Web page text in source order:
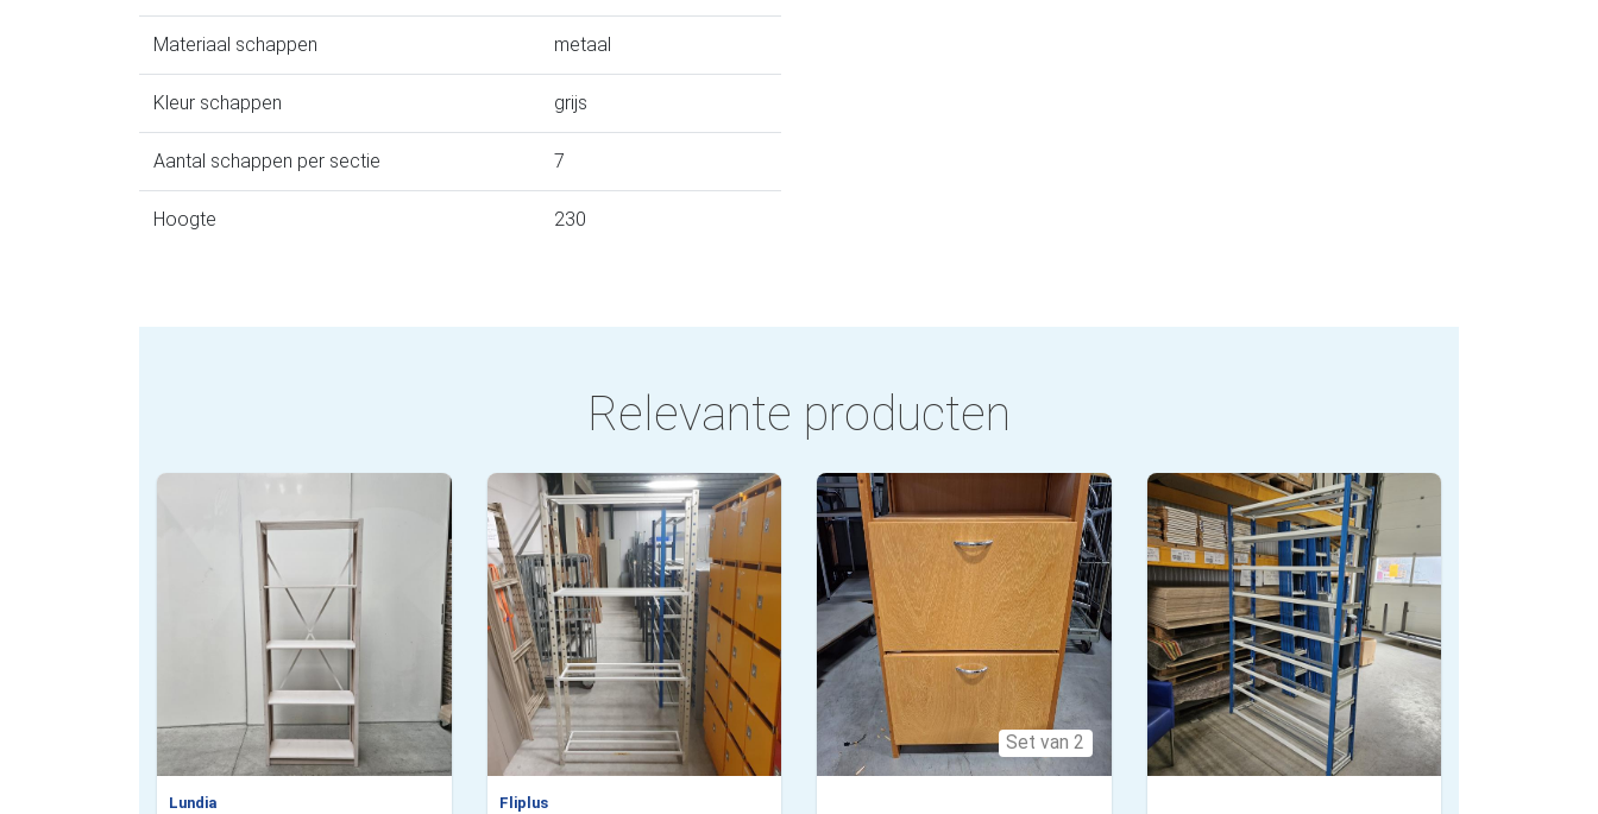
Materiaal schappen metaal
Kleur schappen grijs
Aantal schappen per sectie 7
Hoogte 230
Relevante producten
Lundia Fliplus
Set van 2